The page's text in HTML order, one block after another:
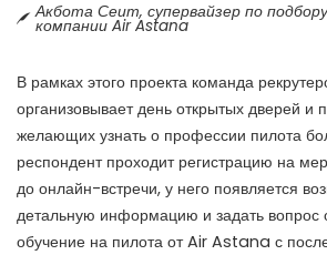
Акбота Сеит, супервайзер по
компании Air Astana
В рамках этого проекта команда
организовывает день открытых дверей и
желающих узнать о профессии пилота
респондент проходит регистрацию на
до онлайн-встречи, у него появляется
детальную информацию и задать вопрос
обучение на пилота от Air Astana с